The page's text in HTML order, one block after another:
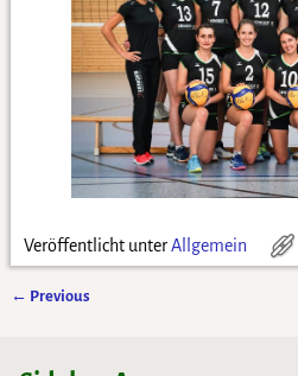
Veröffentlicht unter Allgemein
← Previous